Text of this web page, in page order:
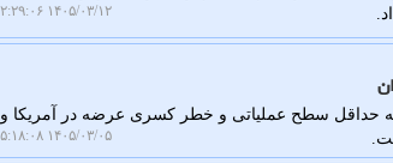
۱۴۰۵/۰۳/۱۲ ۱۲:۲۹:۰۶
حداقل سطح عملیاتی و خطر کسری عرضه در آمریکا و
۱۴۰۵/۰۳/۰۵ ۱۵:۱۸:۰۸